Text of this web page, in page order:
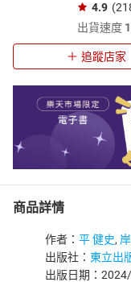
4.9
出貨速度
追蹤店家
商品詳情
作者： 平 健史,
出版社： 東立出
出版日期：